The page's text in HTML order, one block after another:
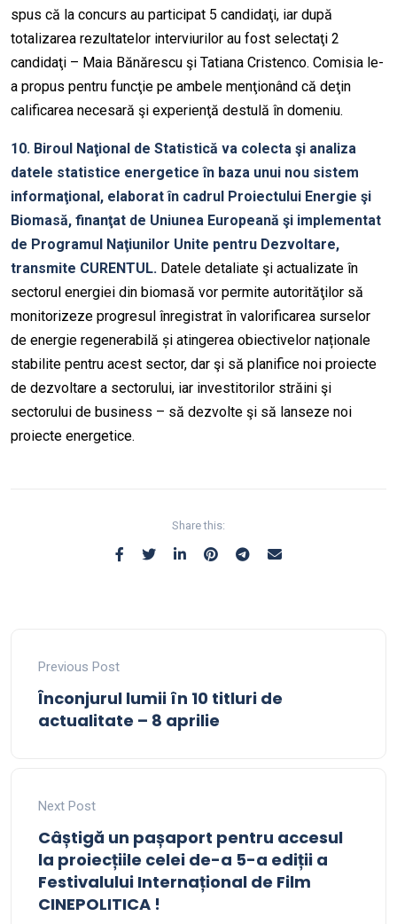
spus că la concurs au participat 5 candidaţi, iar după
totalizarea rezultatelor interviurilor au fost selectaţi 2
candidaţi – Maia Bănărescu şi Tatiana Cristenco. Comisia le-
a propus pentru funcţie pe ambele menţionând că deţin
calificarea necesară şi experienţă destulă în domeniu.
10. Biroul Naţional de Statistică va colecta şi analiza
datele statistice energetice în baza unui nou sistem
informaţional, elaborat în cadrul Proiectului Energie şi
Biomasă, finanţat de Uniunea Europeană şi implementat
de Programul Naţiunilor Unite pentru Dezvoltare,
transmite CURENTUL. Datele detaliate şi actualizate în
sectorul energiei din biomasă vor permite autorităţilor să
monitorizeze progresul înregistrat în valorificarea surselor
de energie regenerabilă și atingerea obiectivelor naționale
stabilite pentru acest sector, dar şi să planifice noi proiecte
de dezvoltare a sectorului, iar investitorilor străini şi
sectorului de business – să dezvolte şi să lanseze noi
proiecte energetice.
Share this:
Previous Post
Înconjurul lumii în 10 titluri de
actualitate – 8 aprilie
Next Post
Câștigă un pașaport pentru accesul
la proiecțiile celei de-a 5-a ediții a
Festivalului Internațional de Film
CINEPOLITICA !